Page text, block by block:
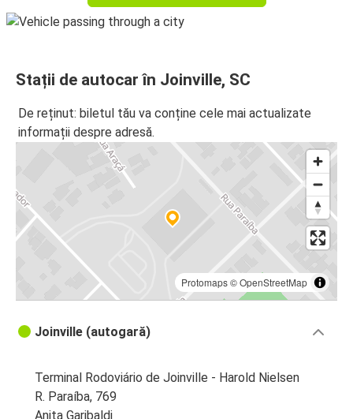
Stații de autocar în Joinville, SC
De reținut: biletul tău va conține cele mai actualizate
informații despre adresă.
Protomaps©OpenStreetMap
Joinville (autogară)
Terminal Rodoviário de Joinville - Harold Nielsen
R. Paraíba, 769
Anita Garibaldi